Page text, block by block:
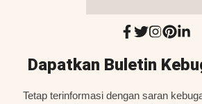
Dapatkan Buletin
Tetap terinformasi dengan saran